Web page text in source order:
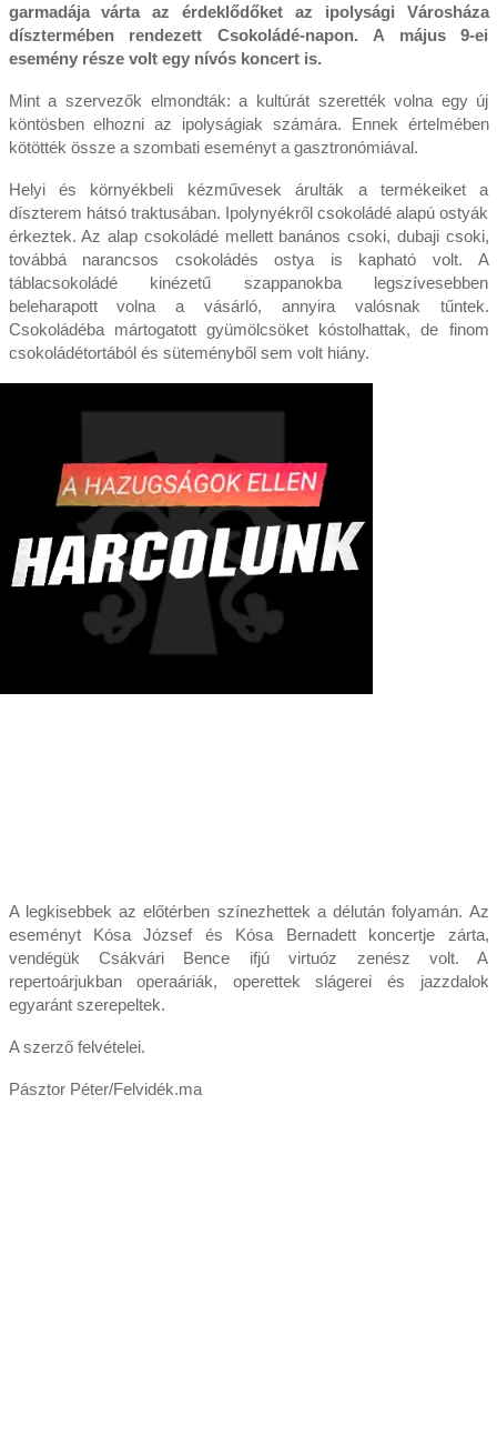
garmadája várta az érdeklődőket az ipolysági Városháza
dísztermében rendezett Csokoládé-napon. A május 9-ei
esemény része volt egy nívós koncert is.
Mint a szervezők elmondták: a kultúrát szerették volna egy új
köntösben elhozni az ipolyságiak számára. Ennek értelmében
kötötték össze a szombati eseményt a gasztronómiával.
Helyi és környékbeli kézművesek árulták a termékeiket a
díszterem hátsó traktusában. Ipolynyékről csokoládé alapú ostyák
érkeztek. Az alap csokoládé mellett banános csoki, dubaji csoki,
továbbá narancsos csokoládés ostya is kapható volt. A
táblacsokoládé kinézetű szappanokba legszívesebben
beleharapott volna a vásárló, annyira valósnak tűntek.
Csokoládéba mártogatott gyümölcsöket kóstolhattak, de finom
csokoládétortából és süteményből sem volt hiány.
A legkisebbek az előtérben színezhettek a délután folyamán. Az
eseményt Kósa József és Kósa Bernadett koncertje zárta,
vendégük Csákvári Bence ifjú virtuóz zenész volt. A
repertoárjukban operaáriák, operettek slágerei és jazzdalok
egyaránt szerepeltek.
A szerző felvételei.
Pásztor Péter/Felvidék.ma